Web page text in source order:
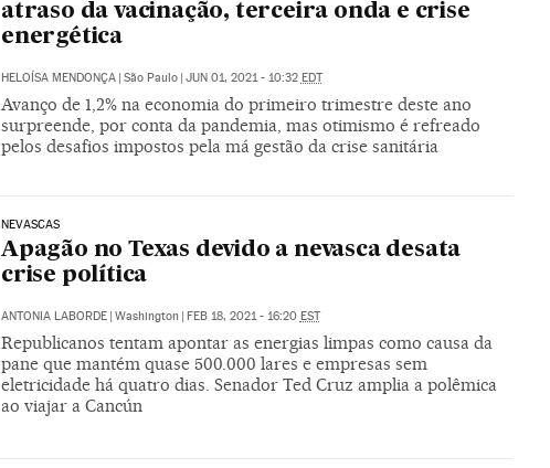
atraso da vacinação, terceira onda e crise
energética
HELOÍSA MENDONÇA São Paulo JUN 01, 2021 - 10:32 EDT
Avanço de 1,2% na economia do primeiro trimestre deste ano
surpreende, por conta da pandemia, mas otimismo é refreado
pelos desafios impostos pela má gestão da crise sanitária
NEVASCAS
Apagão no Texas devido a nevasca desata
crise política
ANTONIA LABORDE | Washington | FEB 18, 2021 - 16:20 EST
Republicanos tentam apontar as energias limpas como causa da
pane que mantém quase 500.000 lares e empresas sem
eletricidade há quatro dias. Senador Ted Cruz amplia a polêmica
ao viajar a Cancún